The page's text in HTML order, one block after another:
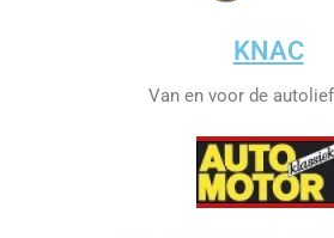
KNAC
Van en voor de